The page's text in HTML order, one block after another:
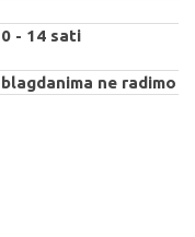
- 14 sati
ne radimo